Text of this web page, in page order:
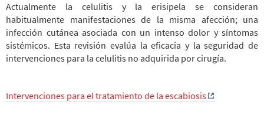
Actualmente la celulitis y la erisipela se consideran
habitualmente manifestaciones de la misma afección; una
infección cutánea asociada con un intenso dolor y síntomas
sistémicos. Esta revisión evalúa la eficacia y la seguridad de
intervenciones para la celulitis no adquirida por cirugía.
Intervenciones para el tratamiento de la escabiosis